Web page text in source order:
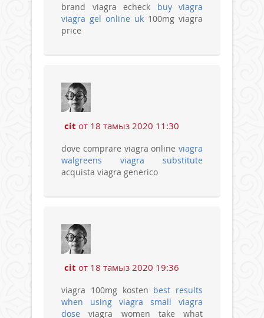
brand viagra echeck buy viagra
viagra gel online uk 100mg viagra
price
cit от 18 тамыз 2020 11:30
dove comprare viagra online viagra
walgreens viagra substitute
acquista viagra generico
cit от 18 тамыз 2020 19:36
viagra 100mg kosten best results
when using viagra
small viagra
dose viagra women take what